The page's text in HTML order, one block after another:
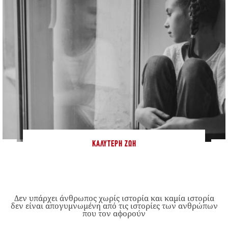
ΚΑΛΎΤΕΡΗ ΖΩΉ
Δεν υπάρχει άνθρωπος χωρίς ιστορία και καμία ιστορία
δεν είναι απογυμνωμένη από τις ιστορίες των ανθρώπων
που τον αφορούν